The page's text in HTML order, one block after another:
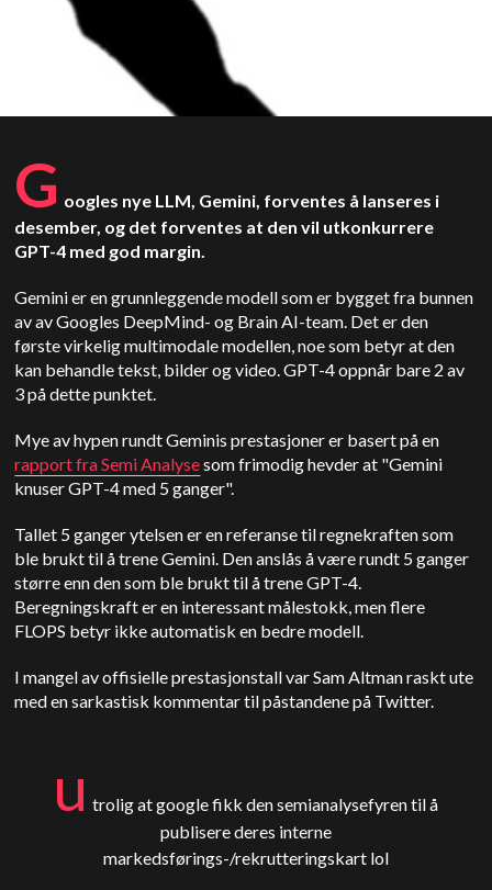
G oogles nye LLM, Gemini, forventes å lanseres i
desember, og det forventes at den vil utkonkurrere
GPT-4 med god margin.
Gemini er en grunnleggende modell som er bygget fra bunnen
av av Googles DeepMind- og Brain AI-team. Det er den
første virkelig multimodale modellen, noe som betyr at den
kan behandle tekst, bilder og video. GPT-4 oppnår bare 2 av
3 på dette punktet.
Mye av hypen rundt Geminis prestasjoner er basert på en
rapport fra Semi Analysesom frimodig hevder at "Gemini
knuser GPT-4 med 5 ganger".
Tallet 5 ganger ytelsen er en referanse til regnekraften som
ble brukt til å trene Gemini. Den anslås å være rundt 5 ganger
større enn den som ble brukt til å trene GPT-4.
Beregningskraft er en interessant målestokk, men flere
FLOPS betyr ikke automatisk en bedre modell.
I mangel av offisielle prestasjonstall var Sam Altman raskt ute
med en sarkastisk kommentar til påstandene på Twitter.
u trolig at google fikk den semianalysefyren til å
publisere deres interne
markedsførings-/rekrutteringskart lol